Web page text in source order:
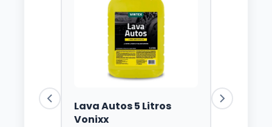
Lava Autos 5 Litros
Vonixx